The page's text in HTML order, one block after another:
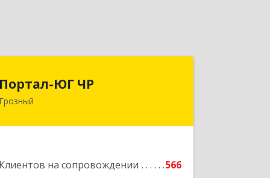
Портал-ЮГ ЧР
Грозный
Клиентов на сопровождении
566
364906, Чеченская Респ, Грозный г,